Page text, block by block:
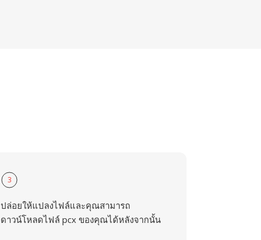
3
ปล่อยให้แปลงไฟล์และคุณสามารถ
ดาวน์โหลดไฟล์ pcx ของคุณได้หลังจากนั้น